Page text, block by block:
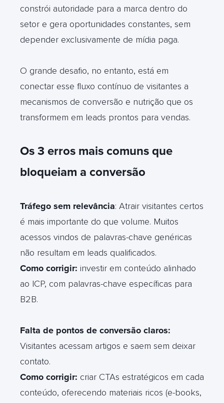
constrói autoridade para a marca dentro do
setor e gera oportunidades constantes, sem
depender exclusivamente de mídia paga.
O grande desafio, no entanto, está em
conectar esse fluxo contínuo de visitantes a
mecanismos de conversão e nutrição que os
transformem em leads prontos para vendas.
Os 3 erros mais comuns que
bloqueiam a conversão
Tráfego sem relevância: Atrair visitantes certos
é mais importante do que volume. Muitos
acessos vindos de palavras-chave genéricas
não resultam em leads qualificados.
Como corrigir: investir em conteúdo alinhado
ao ICP, com palavras-chave específicas para
B2B.
Falta de pontos de conversão claros:
Visitantes acessam artigos e saem sem deixar
contato.
Como corrigir: criar CTAs estratégicos em cada
conteúdo, oferecendo materiais ricos (e-books,